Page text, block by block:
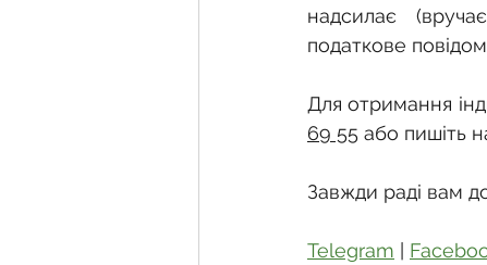
надсилає
податкове
Для отримання
69 55 або пишіть
Завжди раді вам
Telegram